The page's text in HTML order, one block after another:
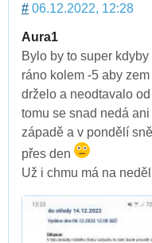
# 06.12.2022, 12:28
Aura1
Bylo by to super
ráno kolem -5 aby
drželo a neodtavalo
tomu se snad nedá
západě a v pondělí
přes den
Už i chmu má na